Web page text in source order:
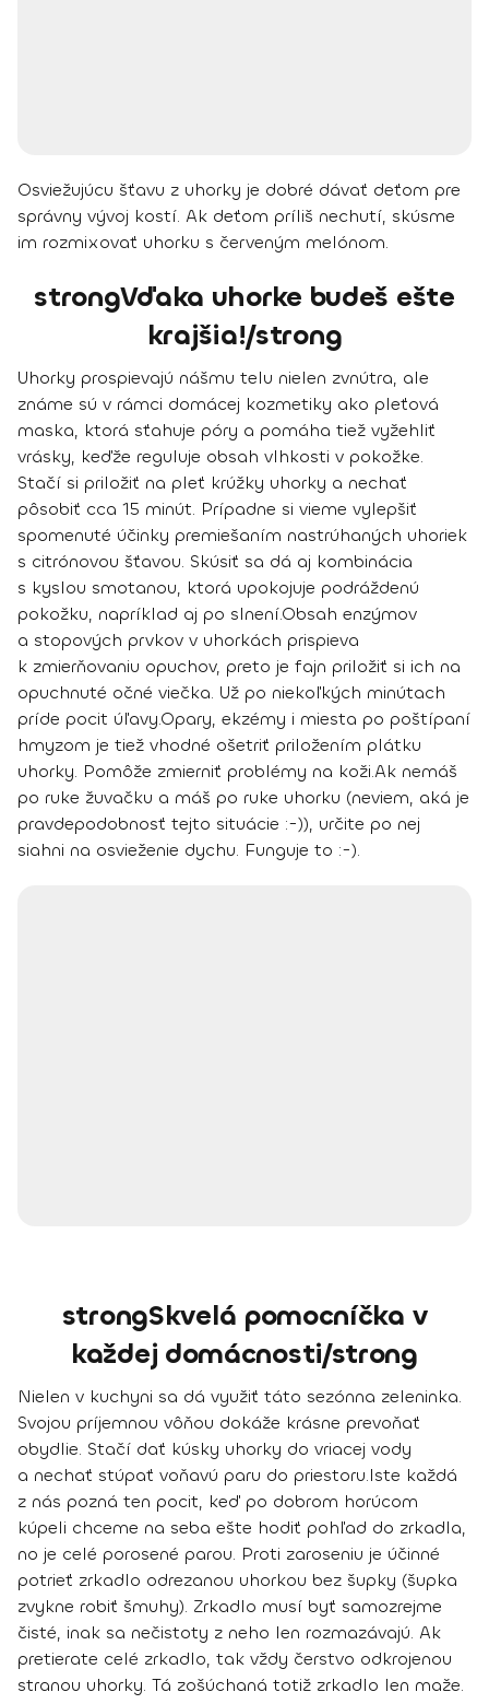
Osviežujúcu šťavu z uhorky je dobré dávať deťom pre
správny vývoj kostí. Ak deťom príliš nechutí, skúsme
im rozmixovať uhorku s červeným melónom.
strongVďaka uhorke budeš ešte
krajšia!/strong
Uhorky prospievajú nášmu telu nielen zvnútra, ale
známe sú v rámci domácej kozmetiky ako pleťová
maska, ktorá sťahuje póry a pomáha tiež vyžehliť
vrásky, keďže reguluje obsah vlhkosti v pokožke.
Stačí si priložiť na pleť krúžky uhorky a nechať
pôsobiť cca 15 minút. Prípadne si vieme vylepšiť
spomenuté účinky premiešaním nastrúhaných uhoriek
s citrónovou šťavou. Skúsiť sa dá aj kombinácia
s kyslou smotanou, ktorá upokojuje podráždenú
pokožku, napríklad aj po slnení.Obsah enzýmov
a stopových prvkov v uhorkách prispieva
k zmierňovaniu opuchov, preto je fajn priložiť si ich na
opuchnuté očné viečka. Už po niekoľkých minútach
príde pocit úľavy.Opary, ekzémy i miesta po poštípaní
hmyzom je tiež vhodné ošetriť priložením plátku
uhorky. Pomôže zmierniť problémy na koži.Ak nemáš
po ruke žuvačku a máš po ruke uhorku (neviem, aká je
pravdepodobnosť tejto situácie :-)), určite po nej
siahni na osvieženie dychu. Funguje to :-).
strongSkvelá pomocníčka v
každej domácnosti/strong
Nielen v kuchyni sa dá využiť táto sezónna zeleninka.
Svojou príjemnou vôňou dokáže krásne prevoňať
obydlie. Stačí dať kúsky uhorky do vriacej vody
a nechať stúpať voňavú paru do priestoru.Iste každá
z nás pozná ten pocit, keď po dobrom horúcom
kúpeli chceme na seba ešte hodiť pohľad do zrkadla,
no je celé porosené parou. Proti zaroseniu je účinné
potrieť zrkadlo odrezanou uhorkou bez šupky (šupka
zvykne robiť šmuhy). Zrkadlo musí byť samozrejme
čisté, inak sa nečistoty z neho len rozmazávajú. Ak
pretierate celé zrkadlo, tak vždy čerstvo odkrojenou
stranou uhorky. Tá zošúchaná totiž zrkadlo len maže.